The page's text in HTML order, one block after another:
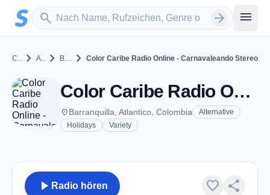
Zum Hauptinhalt springen
search
Sender suchen arrow_forward menu
Colombia chevron_right Atlanticochevron_right Barranquilla chevron_rightColor Caribe Radio Online - Carnavaleando Stereo
Color Caribe Radio Online - Carnavaleando Stereo - Barranquilla
placeBarranquilla, Atlantico, Colombia
Alternative
Holidays
Variety
play_arrow Radio hören favorite share